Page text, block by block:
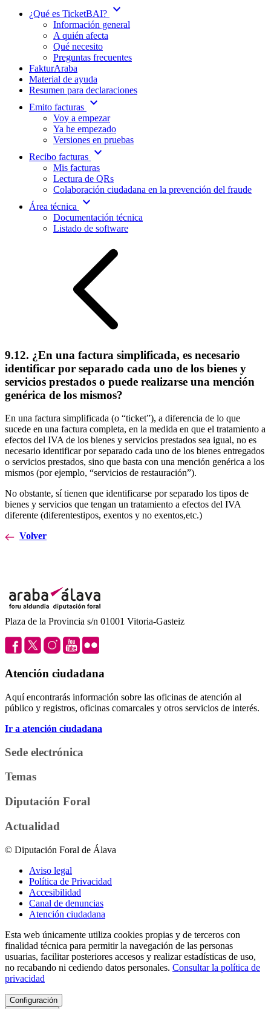
¿Qué es TicketBAI? expand_more
Información general
A quién afecta
Qué necesito
Preguntas frecuentes
FakturAraba
Material de ayuda
Resumen para declaraciones
Emito facturas expand_more
Voy a empezar
Ya he empezado
Versiones en pruebas
Recibo facturas expand_more
Mis facturas
Lectura de QRs
Colaboración ciudadana en la prevención del fraude
Área técnica
expand_more
Documentación técnica
Listado de software
9.12. ¿En una factura simplificada, es necesario
identificar por separado cada uno de los bienes y
servicios prestados o puede realizarse una mención
genérica de los mismos?
En una factura simplificada (o “ticket”), a diferencia de lo que
sucede en una factura completa, en la medida en que el tratamiento a
efectos del IVA de los bienes y servicios prestados sea igual, no es
necesario identificar por separado cada uno de los bienes entregados
o servicios prestados, sino que basta con una mención genérica a los
mismos (por ejemplo, “servicios de restauración”).
No obstante, sí tienen que identificarse por separado los tipos de
bienes y servicios que tengan un tratamiento a efectos del IVA
diferente (diferentestipos, exentos y no exentos,etc.)
Volver
Plaza de la Provincia s/n 01001 Vitoria-Gasteiz
Atención ciudadana
Aquí encontrarás información sobre las oficinas de atención al
público y registros, oficinas comarcales y otros servicios de interés.
Ir a atención ciudadana
Sede electrónica
Temas
Diputación Foral
Actualidad
© Diputación Foral de Álava
Aviso legal
Política de Privacidad
Accesibilidad
Canal de denuncias
Atención ciudadana
Esta web únicamente utiliza cookies propias y de terceros con
finalidad técnica para permitir la navegación de las personas
usuarias, facilitar posteriores accesos y realizar estadísticas de uso,
no recabando ni cediendo datos personales. Consultar la política de
privacidad
Configuración